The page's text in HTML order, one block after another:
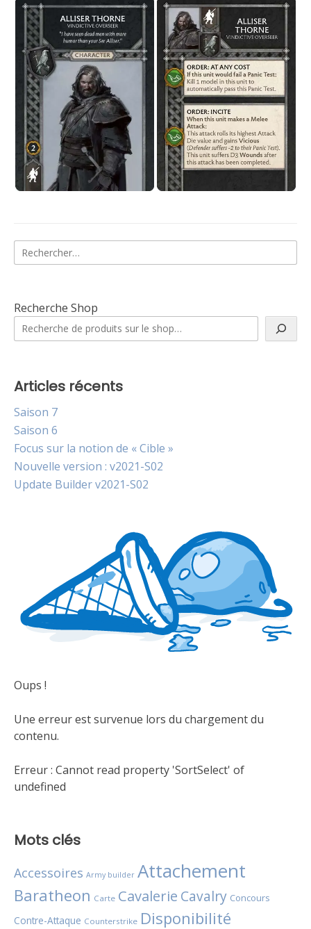
Rechercher :
Recherche Shop
Articles récents
Saison 7
Saison 6
Focus sur la notion de « Cible »
Nouvelle version : v2021-S02
Update Builder v2021-S02
Oups !
Une erreur est survenue lors du chargement du
contenu.
Erreur : Cannot read property 'SortSelect' of
undefined
Mots clés
Accessoires Army builder Attachement
Baratheon Carte Cavalerie Cavalry Concours
Contre-Attaque Counterstrike Disponibilité